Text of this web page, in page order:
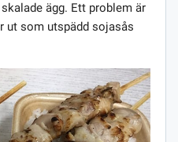
ägg. Ett problem är
ut som utspädd sojasås